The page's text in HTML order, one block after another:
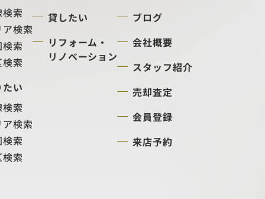
索
検索
索
索
い
索
検索
索
索
貸したい
リフォーム・
リノベーション
ブログ
会社概要
スタッフ紹介
売却査定
会員登録
来店予約